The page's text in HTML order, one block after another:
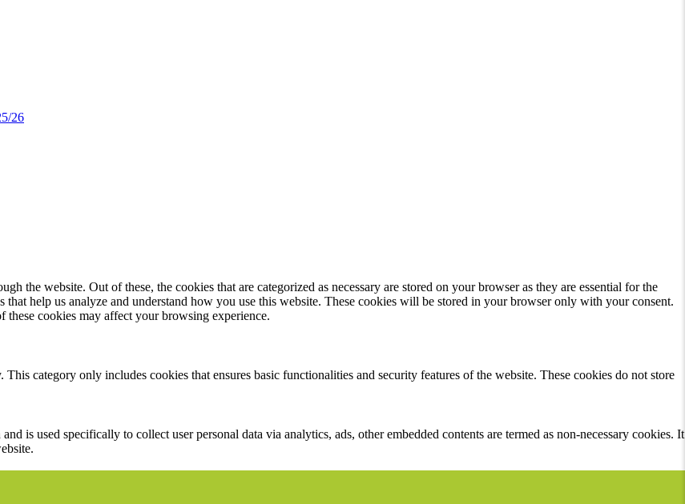
26
the website. Out of these, the cookies that are categorized as necessary are stored on your browser as they are essential for the
help us analyze and understand how you use this website. These cookies will be stored in your browser only with your consent.
cookies may affect your browsing experience.
category only includes cookies that ensures basic functionalities and security features of the website. These cookies do not store
is used specifically to collect user personal data via analytics, ads, other embedded contents are termed as non-necessary cookies. It